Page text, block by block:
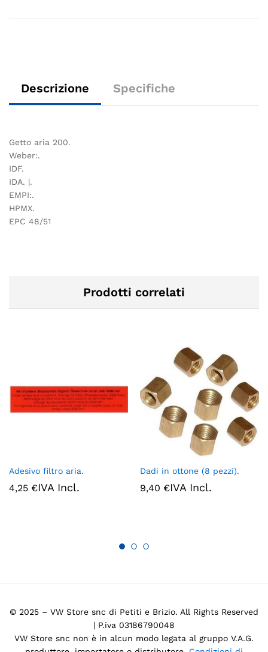
Descrizione Specifiche
Getto aria 200.
Weber:.
IDF.
IDA. |.
EMPI:.
HPMX.
EPC 48/51
Prodotti correlati
Adesivo filtro aria.
4,25 €IVA Incl.
Dadi in ottone (8 pezzi).
9,40 €IVA Incl.
© 2025 – VW Store snc di Petiti e Brizio. All Rights Reserved
| P.iva 03186790048
VW Store snc non è in alcun modo legata al gruppo V.A.G.